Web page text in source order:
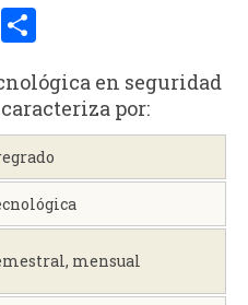
Compartir
en seguridad
por:
mensual